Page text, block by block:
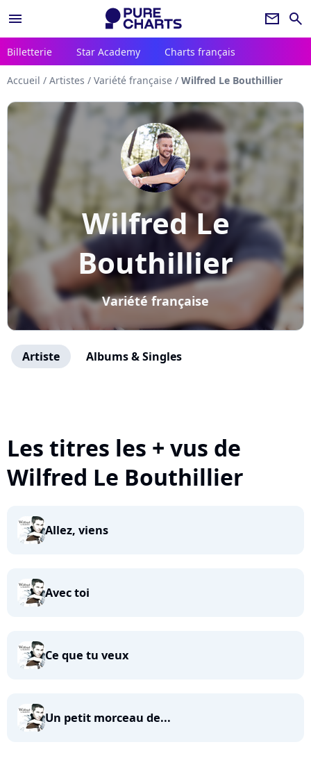
menu newsletter search
Billetterie Star Academy Charts français
Accueil / Artistes / Variété française / Wilfred Le Bouthillier
Wilfred Le
Bouthillier
Variété française
Artiste Albums & Singles
Les titres les + vus de
Wilfred Le Bouthillier
Allez, viens
Avec toi
Ce que tu veux
Un petit morceau de...